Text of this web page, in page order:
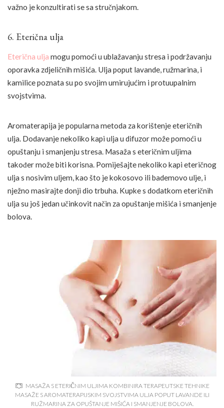
važno je konzultirati se sa stručnjakom.
6. Eterična ulja
Eterična ulja mogu pomoći u ublažavanju stresa i podržavanju
oporavka zdjeličnih mišića. Ulja poput lavande, ružmarina, i
kamilice poznata su po svojim umirujućim i protuupalnim
svojstvima.
Aromaterapija je popularna metoda za korištenje eteričnih
ulja. Dodavanje nekoliko kapi ulja u difuzor može pomoći u
opuštanju i smanjenju stresa. Masaža s eteričnim uljima
također može biti korisna. Pomiješajte nekoliko kapi eteričnog
ulja s nosivim uljem, kao što je kokosovo ili bademovo ulje, i
nježno masirajte donji dio trbuha. Kupke s dodatkom eteričnih
ulja su još jedan učinkovit način za opuštanje mišića i smanjenje
bolova.
MASAŽA S ETERIČNIM ULJIMA KOMBINIRA TERAPEUTSKE TEHNIKE
MASAŽE S AROMATERAPIJSKIM SVOJSTVIMA ULJA POPUT LAVANDE ILI
RUŽMARINA ZA OPUŠTANJE MIŠIĆA I SMANJENJE BOLOVA.